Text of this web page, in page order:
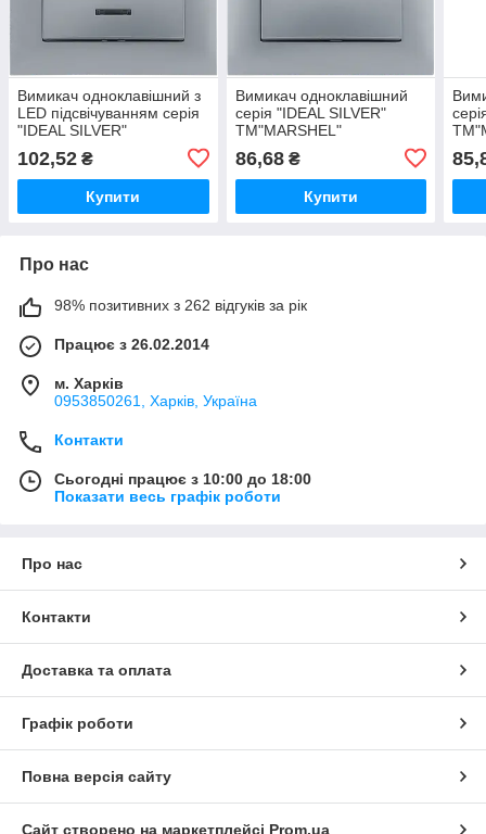
Вимикач одноклавішний з
LED підсвічуванням серія
"IDEAL SILVER"
102,52 ₴
Купити
Вимикач одноклавішний
серія "IDEAL SILVER"
ТМ"MARSHEL"
86,68₴
Купити
Про нас
98% позитивних з 262 відгуків за рік
Працює з 26.02.2014
м. Харків
0953850261, Харків, Україна
Контакти
Сьогодні працює з 10:00 до 18:00
Показати весь графік роботи
Про нас
Контакти
Доставка та оплата
Графік роботи
Повна версія сайту
Сайт створено на маркетплейсі Prom.ua